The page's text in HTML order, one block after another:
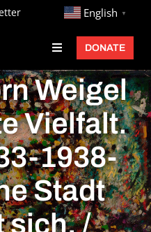
http:// English ▼
Toggle
Navigation
DONATE
Weigel
Vielfalt.
1938-
Stadt
sich. /